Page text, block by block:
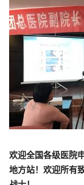
欢迎全国各级医院
地方站！欢迎所有